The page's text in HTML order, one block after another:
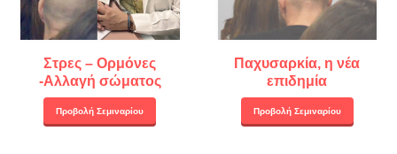
Στρες – Ορμόνες
-Αλλαγή σώματος
Προβολή Σεμιναρίου
Παχυσαρκία, η νέα
επιδημία
Προβολή Σεμιναρίου